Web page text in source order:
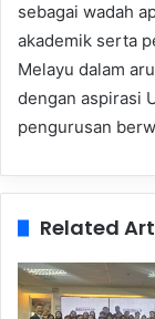
sebagai wadah
akademik serta
Melayu dalam
dengan aspirasi
pengurusan
Related